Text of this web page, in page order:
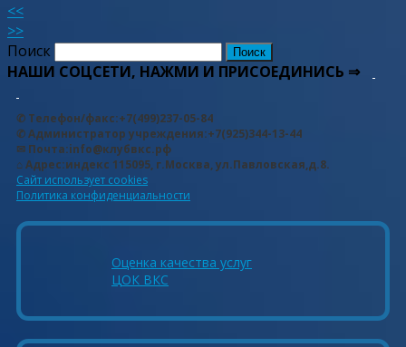
<<
>>
Поиск
НАШИ СОЦСЕТИ, НАЖМИ И ПРИСОЕДИНИСЬ ⇒
✆ Телефон/факс:+7(499)237-05-84
✆ Администратор учреждения:+7(925)344-13-44
✉ Почта:info@клубвкс.рф
⌂ Адрес:индекс 115095, г.Москва, ул.Павловская,д.8.
Сайт использует cookies
Политика конфиденциальности
Оценка качества услуг
ЦОК ВКС